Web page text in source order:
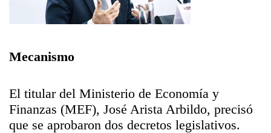
Mecanismo
El titular del Ministerio de Economía y
Finanzas (MEF), José Arista Arbildo, precisó
que se aprobaron dos decretos legislativos.